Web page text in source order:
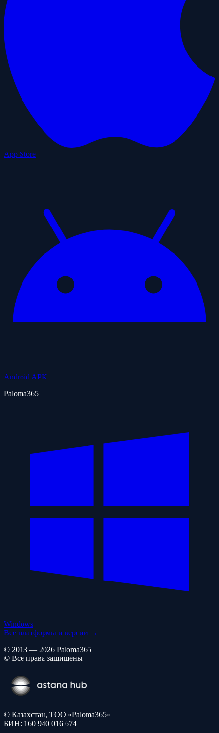
App Store
Android APK
Paloma365
Windows
Все платформы и версии →
© 2013 — 2026 Paloma365
© Все права защищены
© Казахстан, ТОО «Paloma365»
БИН: 160 940 016 674